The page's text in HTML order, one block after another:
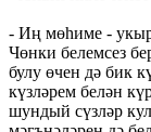
- Иң мөһиме -
Чөнки белемсез
булу өчен дә бик
күзләрем белән
шундый сүзләр